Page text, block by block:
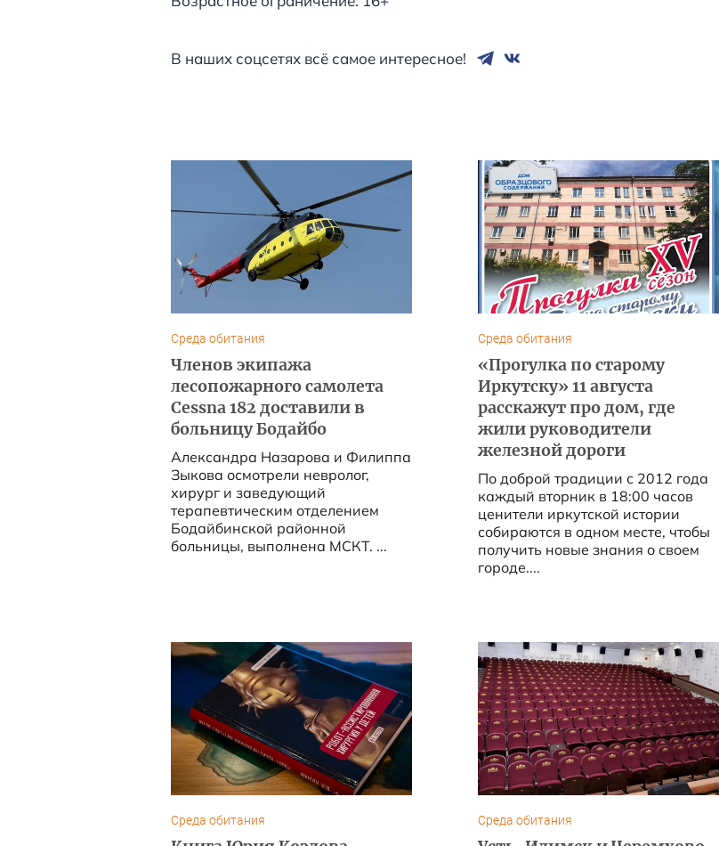
В наших соцсетях всё самое интересное!
Среда обитания
Членов экипажа
лесопожарного самолета
Cessna 182 доставили в
больницу Бодайбо
Александра Назарова и Филиппа
Зыкова осмотрели невролог,
хирург и заведующий
терапевтическим отделением
Бодайбинской районной
больницы, выполнена МСКТ. ...
Среда обитания
«Прогулка по старому
Иркутску» 11 августа
расскажут про дом, где
жили руководители
железной дороги
По доброй традиции с 2012 года
каждый вторник в 18:00 часов
ценители иркутской истории
собираются в одном месте, чтобы
получить новые знания о своем
городе....
Среда обитания Среда обитания